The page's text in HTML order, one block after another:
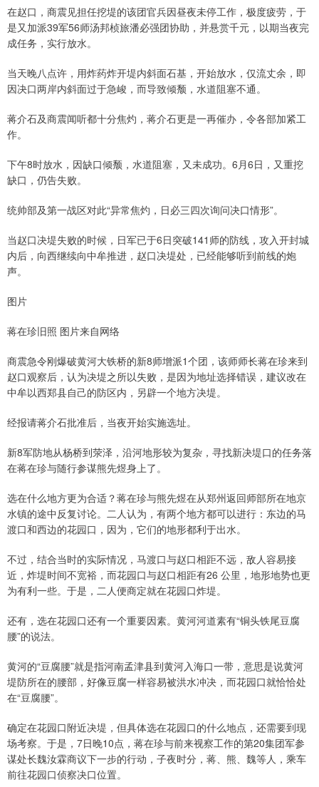
在赵口，商震见担任挖堤的该团官兵因昼夜未停工作，极度疲劳，于
是又加派39军56师汤邦桢旅潘必强团协助，并悬赏千元，以期当夜完
成任务，实行放水。
当天晚八点许，用炸药炸开堤内斜面石基，开始放水，仅流丈余，即
因决口两岸内斜面过于急峻，而导致倾颓，水道阻塞不通。
蒋介石及商震闻听都十分焦灼，蒋介石更是一再催办，令各部加紧工
作。
下午8时放水，因缺口倾颓，水道阻塞，又未成功。6月6日，又重挖
缺口，仍告失败。
统帅部及第一战区对此“异常焦灼，日必三四次询问决口情形”。
当赵口决堤失败的时候，日军已于6日突破141师的防线，攻入开封城
内后，向西继续向中牟推进，赵口决堤处，已经能够听到前线的炮
声。
图片
蒋在珍旧照 图片来自网络
商震急令刚爆破黄河大铁桥的新8师增派1个团，该师师长蒋在珍来到
赵口观察后，认为决堤之所以失败，是因为地址选择错误，建议改在
中牟以西郑县自己的防区内，另辟一个地方决堤。
经报请蒋介石批准后，当夜开始实施选址。
新8军防地从杨桥到荥泽，沿河地形较为复杂，寻找新决堤口的任务落
在蒋在珍与随行参谋熊先煜身上了。
选在什么地方更为合适？蒋在珍与熊先煜在从郑州返回师部所在地京
水镇的途中反复讨论。二人认为，有两个地方都可以进行：东边的马
渡口和西边的花园口，因为，它们的地形都利于出水。
不过，结合当时的实际情况，马渡口与赵口相距不远，敌人容易接
近，炸堤时间不宽裕，而花园口与赵口相距有26 公里，地形地势也更
为有利一些。于是，二人便商定就在花园口炸堤。
还有，选在花园口还有一个重要因素。黄河河道素有“铜头铁尾豆腐
腰”的说法。
黄河的“豆腐腰”就是指河南孟津县到黄河入海口一带，意思是说黄河
堤防所在的腰部，好像豆腐一样容易被洪水冲决，而花园口就恰恰处
在“豆腐腰”。
确定在花园口附近决堤，但具体选在花园口的什么地点，还需要到现
场考察。于是，7日晚10点，蒋在珍与前来视察工作的第20集团军参
谋处长魏汝霖商议下一步的行动，子夜时分，蒋、熊、魏等人，乘车
前往花园口侦察决口位置。